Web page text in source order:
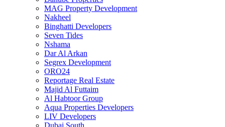
MAG Property Development
Nakheel
Binghatti Developers
Seven Tides
Nshama
Dar Al Arkan
Segrex Development
ORO24
Reportage Real Estate
Majid Al Futtaim
Al Habtoor Group
Aqua Properties Developers
LIV Developers
Dubai South